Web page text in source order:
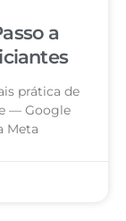
a
prática de
— Google
Meta